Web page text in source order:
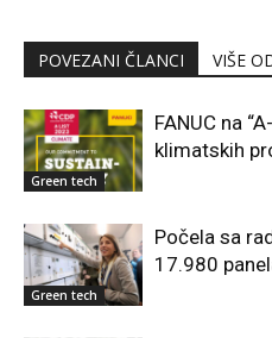
POVEZANI ČLANCI VIŠE
Green tech
FANUC na
klimatskih
Green tech
Počela sa
17.980